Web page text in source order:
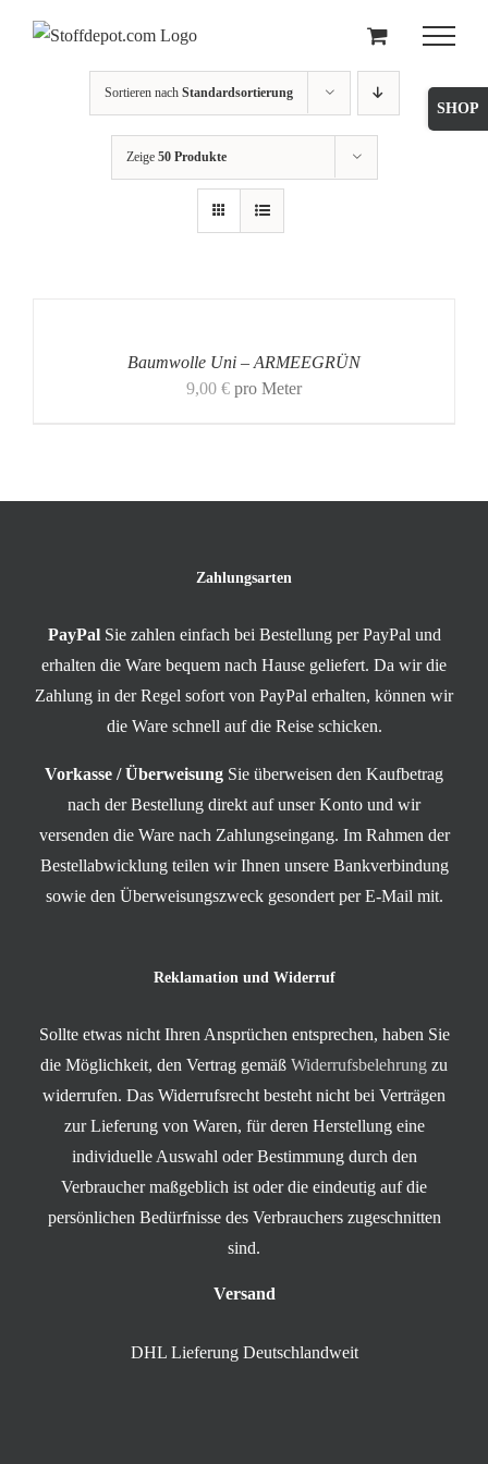
Sortieren nach Standardsortierung
Zeige 50 Produkte
Baumwolle Uni – ARMEEGRÜN
9,00 € pro Meter
Zahlungsarten
PayPal Sie zahlen einfach bei Bestellung per PayPal und
erhalten die Ware bequem nach Hause geliefert. Da wir die
Zahlung in der Regel sofort von PayPal erhalten, können wir
die Ware schnell auf die Reise schicken.
Vorkasse / Überweisung Sie überweisen den Kaufbetrag
nach der Bestellung direkt auf unser Konto und wir
versenden die Ware nach Zahlungseingang. Im Rahmen der
Bestellabwicklung teilen wir Ihnen unsere Bankverbindung
sowie den Überweisungszweck gesondert per E-Mail mit.
Reklamation und Widerruf
Sollte etwas nicht Ihren Ansprüchen entsprechen, haben Sie
die Möglichkeit, den Vertrag gemäß Widerrufsbelehrung zu
widerrufen. Das Widerrufsrecht besteht nicht bei Verträgen
zur Lieferung von Waren, für deren Herstellung eine
individuelle Auswahl oder Bestimmung durch den
Verbraucher maßgeblich ist oder die eindeutig auf die
persönlichen Bedürfnisse des Verbrauchers zugeschnitten
sind.
Versand
DHL Lieferung Deutschlandweit
Toggle
Sliding